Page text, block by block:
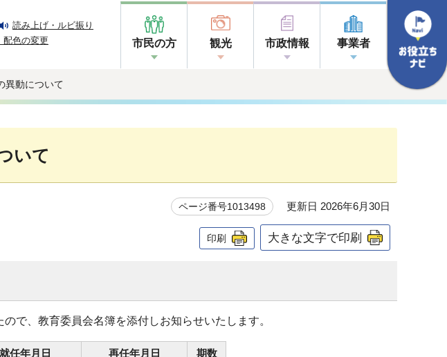
読み上げ・ルビ振り
配色の変更
市民の方 観光 市政情報 事業者
異動について
いて
ページ番号1013498 更新日 2026年6月30日
印刷 大きな文字で印刷
で、教育委員会名簿を添付しお知らせいたします。
就任年月日 再任年月日
期数